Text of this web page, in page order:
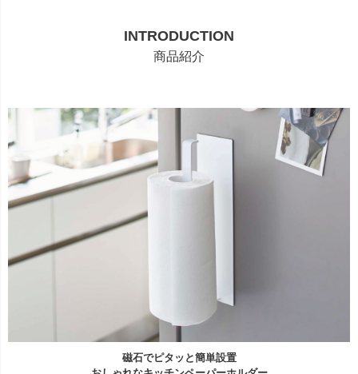
INTRODUCTION
商品紹介
磁石でピタッと簡単設置